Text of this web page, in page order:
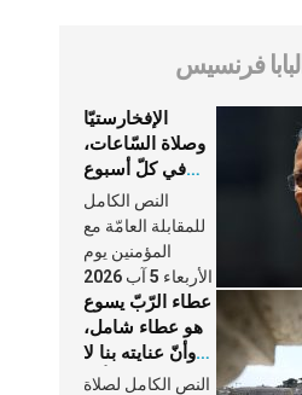
البابا فرنسيس
الإفخارستيّا
وصلاة السّاعات،
في كلّ أسبوع
وكلّ يوم، هما
النَّفَس في حياة
الكنيسة
النص الكامل
للمقابلة العامّة مع
المؤمنين يوم
الأربعاء 5 آب 2026
عطاء الرّبّ يسوع
هو عطاء شامل،
وأنّ عنايته بنا لا
تغيب عنّا أبدًا
النص الكامل لصلاة